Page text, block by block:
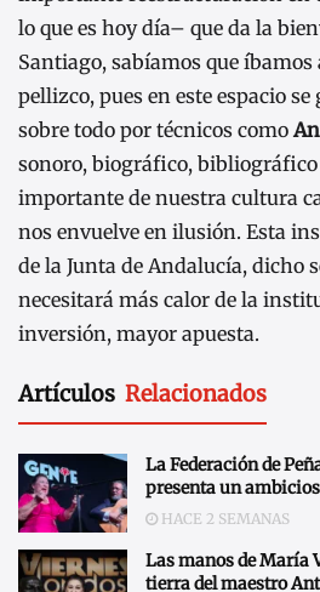
lo que es hoy día– que da la
Santiago, sabíamos que
pellizco, pues en este espacio
sobre todo por técnicos como
sonoro, biográfico,
importante de nuestra cultura
nos envuelve en ilusión. Esta
de la Junta de Andalucía, dicho
necesitará más calor de la
inversión, mayor apuesta.
Artículos Relacionados
La Federación de
presenta un
HACE 2 SEMANAS
Las manos de María
tierra del maestro